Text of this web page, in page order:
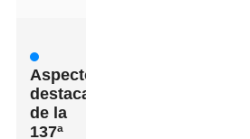
Aspectos
destacados
de la
137ª